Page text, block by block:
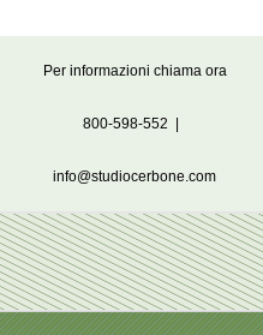
Per informazioni chiama ora
800-598-552
info@studiocerbone.com